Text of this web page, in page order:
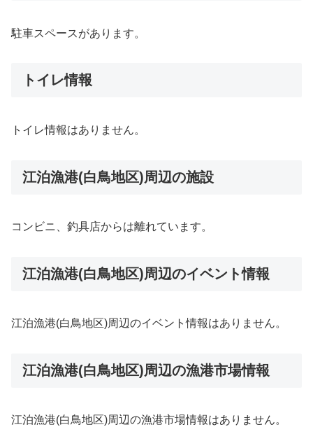
駐車スペースがあります。
トイレ情報
トイレ情報はありません。
江泊漁港(白鳥地区)周辺の施設
コンビニ、釣具店からは離れています。
江泊漁港(白鳥地区)周辺のイベント情報
江泊漁港(白鳥地区)周辺のイベント情報はありません。
江泊漁港(白鳥地区)周辺の漁港市場情報
江泊漁港(白鳥地区)周辺の漁港市場情報はありません。